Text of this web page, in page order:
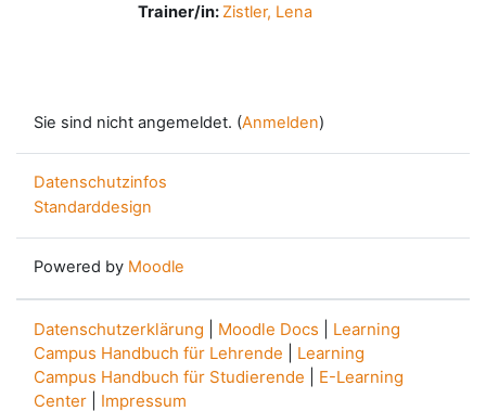
Trainer/in: Zistler, Lena
Sie sind nicht angemeldet. (Anmelden)
Datenschutzinfos
Standarddesign
Powered by Moodle
Datenschutzerklärung Moodle Docs
Learning
Campus Handbuch für Lehrende
Learning
Campus Handbuch für Studierende
E-Learning
Center
Impressum